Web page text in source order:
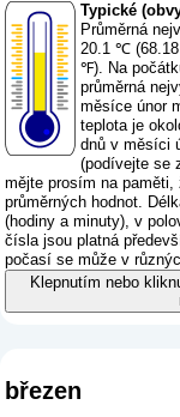
Typické
Průměrná
20.1 ℃
℉). Na
průměrná
měsíce únor
teplota je
dnů v měsíci
(podívejte se
mějte prosím na
průměrných hodnot.
(hodiny a minuty), v
čísla jsou platná
počasí se může v
Klepnutím nebo
březen